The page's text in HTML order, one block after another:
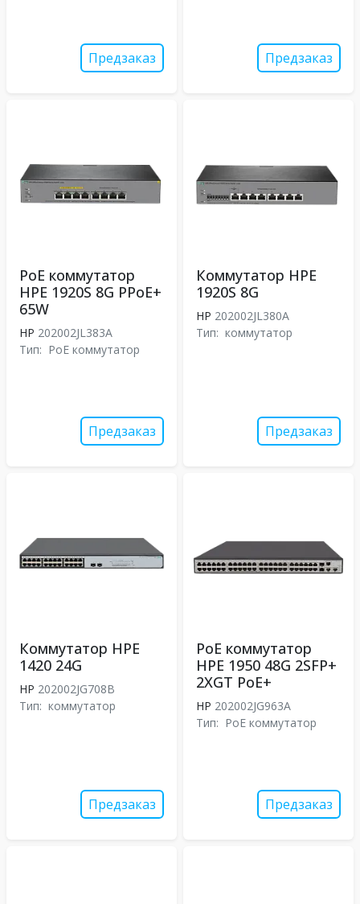
Предзаказ Предзаказ
PoE коммутатор
HPE 1920S 8G PPoE+
65W
HP 202002JL383A
Тип: PoE коммутатор
Предзаказ
Коммутатор HPE
1920S 8G
HP 202002JL380A
Тип: коммутатор
Предзаказ
Коммутатор HPE
1420 24G
HP 202002JG708B
Тип: коммутатор
Предзаказ
PoE коммутатор
HPE 1950 48G 2SFP+
2XGT PoE+
HP 202002JG963A
Тип: PoE коммутатор
Предзаказ